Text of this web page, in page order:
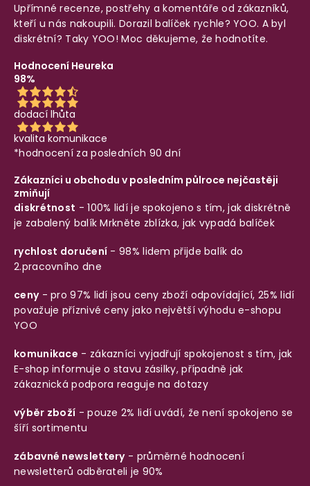
Upřímné recenze, postřehy a komentáře od zákazníků,
kteří u nás nakoupili. Dorazil balíček rychle? YOO. A byl
diskrétní? Taky YOO! Moc děkujeme, že hodnotíte.
Hodnocení Heureka
98%
dodací lhůta
kvalita komunikace
*hodnocení za posledních 90 dní
Zákazníci u obchodu v posledním půlroce nejčastěji
zmiňují
diskrétnost - 100% lidí je spokojeno s tím, jak diskrétně
je zabalený balíkMrkněte zblízka, jak vypadá balíček
rychlost doručení - 98% lidem přijde balík do
2.pracovního dne
ceny- pro 97% lidí jsou ceny zboží odpovídající, 25% lidí
považuje příznivé ceny jako největší výhodu e-shopu
YOO
komunikace - zákazníci vyjadřují spokojenost s tím, jak
E-shop informuje o stavu zásilky, případně jak
zákaznická podpora reaguje na dotazy
výběr zboží - pouze 2% lidí uvádí, že není spokojeno se
šíří sortimentu
zábavné newslettery- průměrné hodnocení
newsletterů odběrateli je 90%